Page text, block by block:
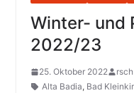
Winter- und
2022/23
25. Oktober 2022
rsch
Alta Badia, Bad